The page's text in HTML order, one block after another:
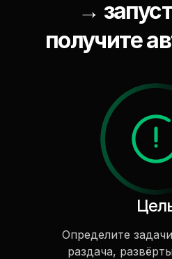
→
получите
Определите
раздача,